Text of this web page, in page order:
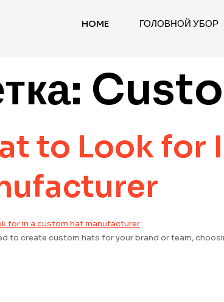
HOME ГОЛОВНОЙ УБОР
to Look for
to create custom hats for your brand or team,